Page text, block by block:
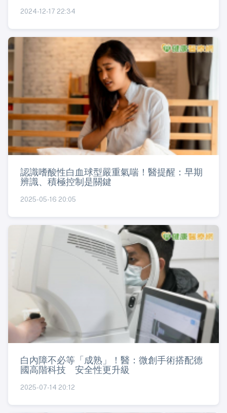
2024-12-17 22:34
認識嗜酸性白血球型嚴重氣喘！醫提醒：早期
辨識、積極控制是關鍵
2025-05-16 20:05
白內障不必等「成熟」！醫：微創手術搭配德
國高階科技 安全性更升級
2025-07-14 20:12